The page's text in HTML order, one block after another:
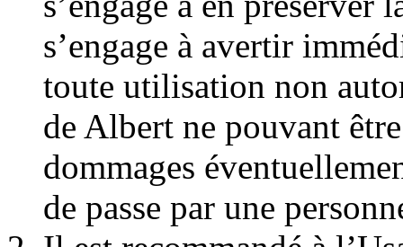
s’engage à avertir
toute utilisation non
de Albert ne pouvant
dommages
de passe par une